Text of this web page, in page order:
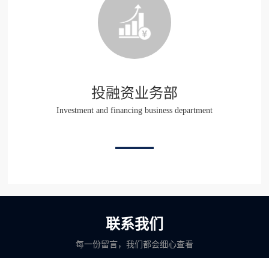
投融资业务部
Investment and financing business department
联系我们
每一份留言，我们都会细心查看